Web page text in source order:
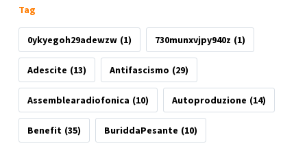
Tag
0ykyegoh29adewzw (1) 730munxvjpy940z (1)
Adescite (13) Antifascismo (29)
Assemblearadiofonica (10) Autoproduzione (14)
Benefit (35) BuriddaPesante (10)